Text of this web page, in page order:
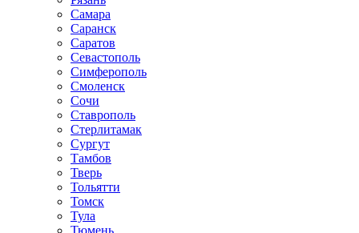
Самара
Саранск
Саратов
Севастополь
Симферополь
Смоленск
Сочи
Ставрополь
Стерлитамак
Сургут
Тамбов
Тверь
Тольятти
Томск
Тула
Тюмень